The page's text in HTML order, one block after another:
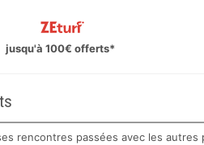
jusqu'à 100€ offerts*
rencontres passées avec les autres